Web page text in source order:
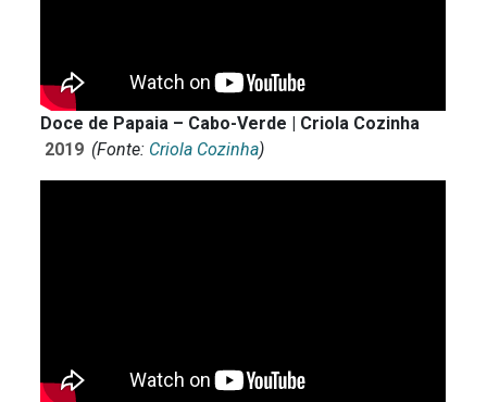
Doce de Papaia – Cabo-Verde | Criola Cozinha
2019 (Fonte: Criola Cozinha)